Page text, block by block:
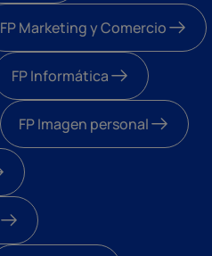
FP Marketing y Comercio
FP Informática
FP Imagen personal